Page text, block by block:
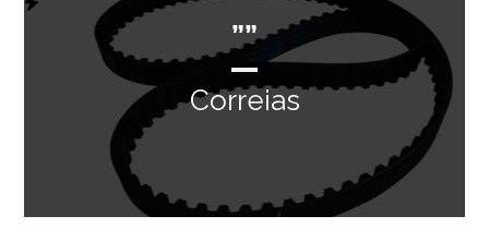
””
Correias